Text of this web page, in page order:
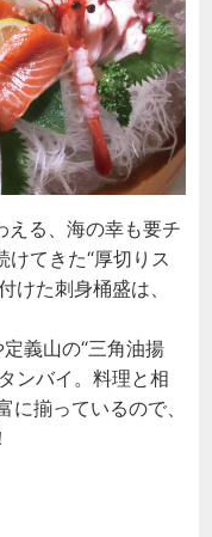
える、海の幸も要チ
けてきた“厚切りス
けた刺身桶盛は、
義山の“三角油揚
ンバイ。料理と相
揃っているので、